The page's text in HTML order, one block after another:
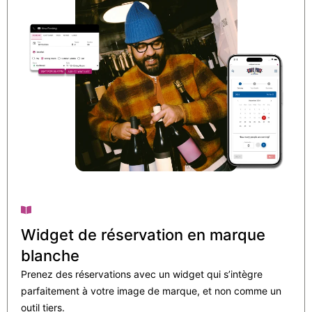
Widget de réservation en marque
blanche
Prenez des réservations avec un widget qui s’intègre
parfaitement à votre image de marque, et non comme un
outil tiers.